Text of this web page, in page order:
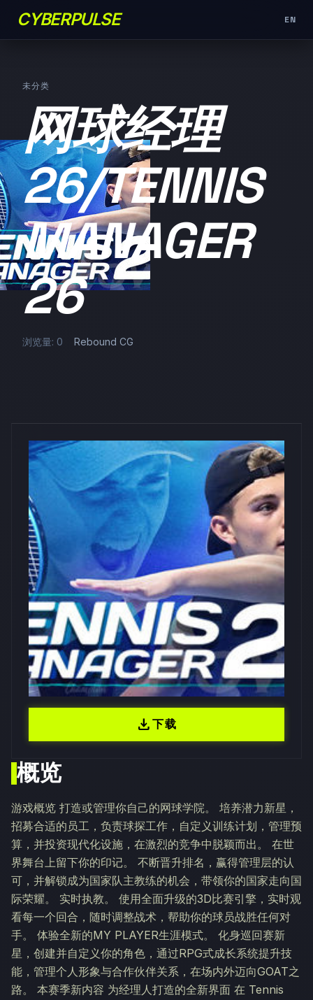
CYBERPULSE EN
未分类
网球经理
26/TENNIS
MANAGER
26
浏览量: 0 Rebound CG
概览
游戏概览 打造或管理你自己的网球学院。 培养潜力新星，
招募合适的员工，负责球探工作，自定义训练计划，管理预
算，并投资现代化设施，在激烈的竞争中脱颖而出。 在世
界舞台上留下你的印记。 不断晋升排名，赢得管理层的认
可，并解锁成为国家队主教练的机会，带领你的国家走向国
际荣耀。 实时执教。 使用全面升级的3D比赛引擎，实时观
看每一个回合，随时调整战术，帮助你的球员战胜任何对
手。 体验全新的MY PLAYER生涯模式。 化身巡回赛新
星，创建并自定义你的角色，通过RPG式成长系统提升技
能，管理个人形象与合作伙伴关系，在场内外迈向GOAT之
路。 本赛季新内容 为经理人打造的全新界面 在 Tennis
download下载